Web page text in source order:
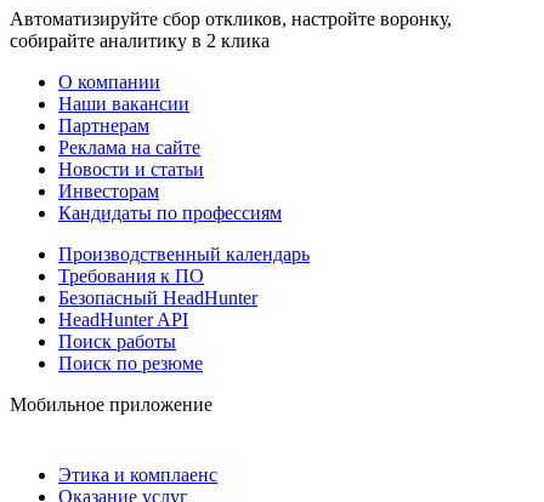
Автоматизируйте сбор откликов, настройте воронку,
собирайте аналитику в 2 клика
О компании
Наши вакансии
Партнерам
Реклама на сайте
Новости и статьи
Инвесторам
Кандидаты по профессиям
Производственный календарь
Требования к ПО
Безопасный HeadHunter
HeadHunter API
Поиск работы
Поиск по резюме
Мобильное приложение
Этика и комплаенс
Оказание услуг